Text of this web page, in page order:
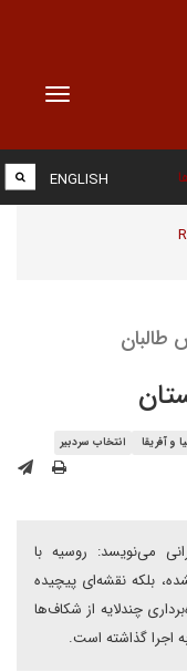
Toggle
ENGLISH
طالبان
و آفریقا انتخاب سردبیر
می‌نویسد: روسیه با
بلکه نقشه‌ای پیچیده
چندلایه از شکاف‌ها
اجرا گذاشته است.